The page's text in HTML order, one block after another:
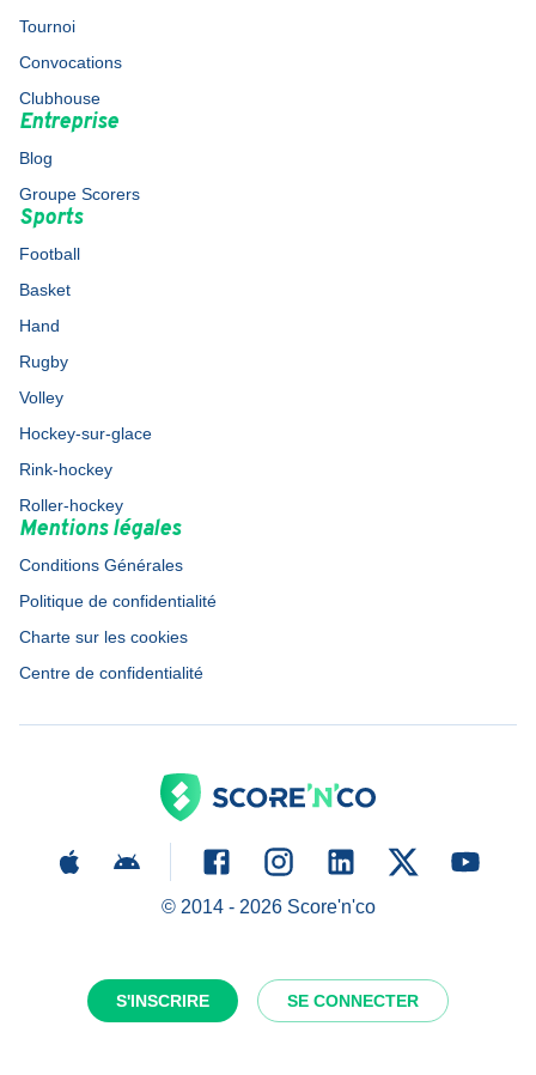
S'INSCRIRE SE CONNECTER
Tournoi
Convocations
Clubhouse
Entreprise
Blog
Groupe Scorers
Sports
Football
Basket
Hand
Rugby
Volley
Hockey-sur-glace
Rink-hockey
Roller-hockey
Mentions légales
Conditions Générales
Politique de confidentialité
Charte sur les cookies
Centre de confidentialité
© 2014 - 2026Score'n'co